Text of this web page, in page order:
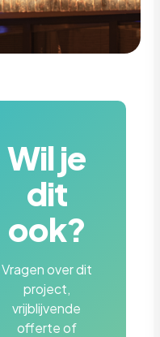
Wil je
dit
ook?
Vragen over dit
project,
vrijblijvende
offerte of